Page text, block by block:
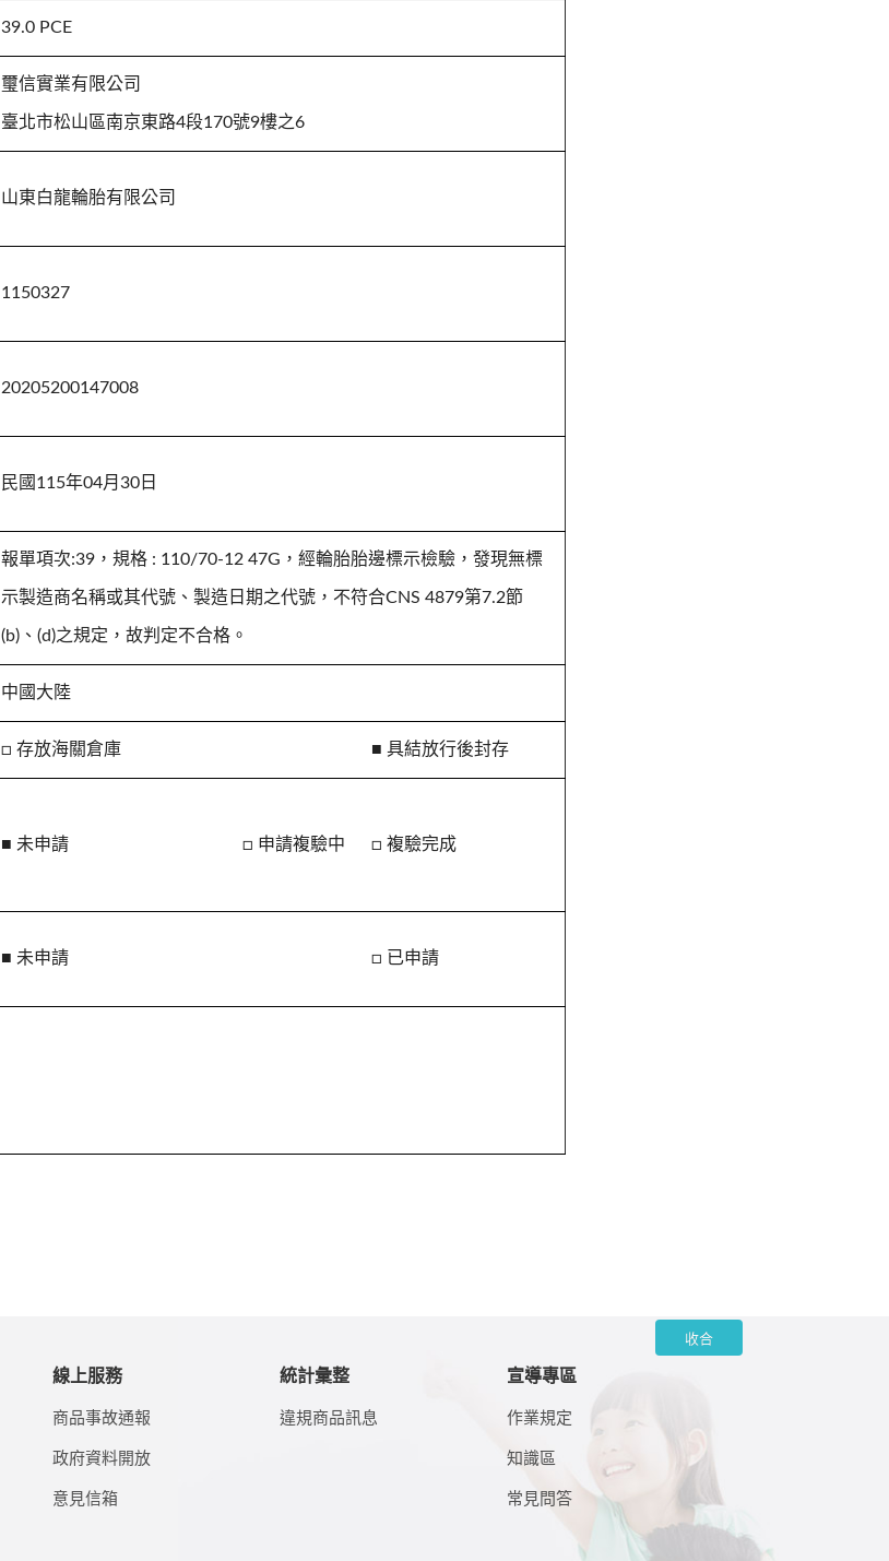
39.0 PCE
璽信實業有限公司
臺北市松山區南京東路4段170號9樓之6
山東白龍輪胎有限公司
1150327
20205200147008
民國115年04月30日
報單項次:39，規格 : 110/70-12 47G，經輪胎胎邊標示檢驗，發現無標
示製造商名稱或其代號、製造日期之代號，不符合CNS 4879第7.2節
(b)、(d)之規定，故判定不合格。
中國大陸
□ 存放海關倉庫 ■ 具結放行後封存
■ 未申請 □ 申請複驗中 □ 複驗完成
■ 未申請 □ 已申請
收合
線上服務
商品事故通報
政府資料開放
意見信箱
統計彙整
違規商品訊息
宣導專區
作業規定
知識區
常見問答